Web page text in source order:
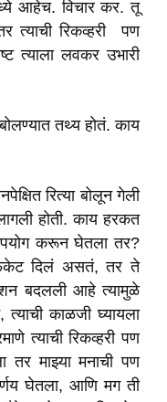
आहेच. विचार कर. तू
त्याची रिकव्हरी पण
त्याला लवकर उभारी
तथ्य होतं. काय
रित्या बोलून गेली
होती. काय हरकत
करून घेतला तर?
दिलं असतं, तर ते
बदलली आहे त्यामुळे
काळजी घ्यायला
त्याची रिकव्हरी पण
माझ्या मनाची पण
घेतला, आणि मग ती